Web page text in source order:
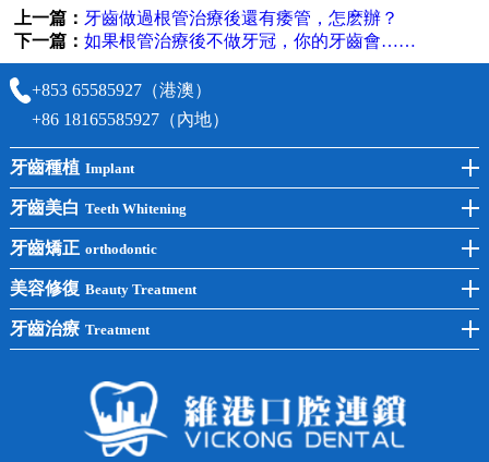
上一篇： 牙齒做過根管治療後還有痿管，怎麽辦？
下一篇：如果根管治療後不做牙冠，你的牙齒會……
+853 65585927（港澳）
+86 18165585927（內地）
牙齒種植 Implant
前牙種植
後牙種植
單顆種植
半口種植
全口種植
牙齒美白 Teeth Whitening
冷光美白
洗牙
黃黑牙
常見問題
牙齒矯正 orthodontic
牙齒矯正
兒童矯正
牙列不齊
美容修復 Beauty Treatment
全瓷牙
牙齒治療 Treatment
牙齦出血